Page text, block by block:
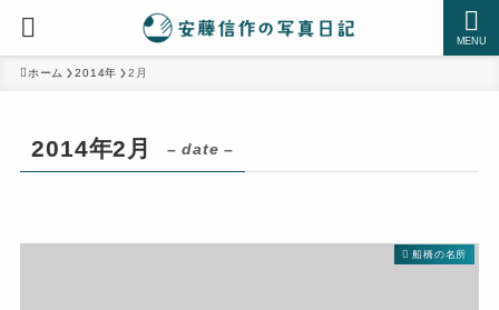
MENU
ホーム 2014年 2月
2014年2月 – date –
船橋の名所